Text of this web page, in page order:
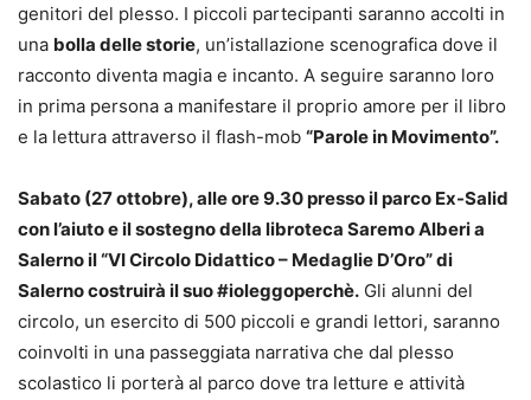
genitori del plesso. I piccoli partecipanti saranno accolti in
una bolla delle storie, un’istallazione scenografica dove il
racconto diventa magia e incanto. A seguire saranno loro
in prima persona a manifestare il proprio amore per il libro
e la lettura attraverso il flash-mob “Parole in Movimento”.
Sabato (27 ottobre), alle ore 9.30 presso il parco Ex-Salid
con l’aiuto e il sostegno della libroteca Saremo Alberi a
Salerno il “VI Circolo Didattico – Medaglie D’Oro” di
Salerno costruirà il suo #ioleggoperchè. Gli alunni del
circolo, un esercito di 500 piccoli e grandi lettori, saranno
coinvolti in una passeggiata narrativa che dal plesso
scolastico li porterà al parco dove tra letture e attività